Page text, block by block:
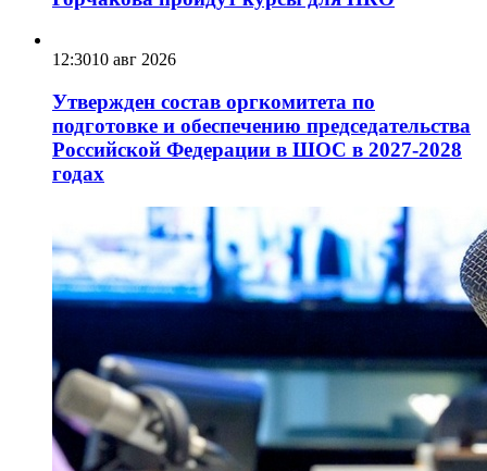
12:3010 авг 2026
Утвержден состав оргкомитета по
подготовке и обеспечению председательства
Российской Федерации в ШОС в 2027-2028
годах